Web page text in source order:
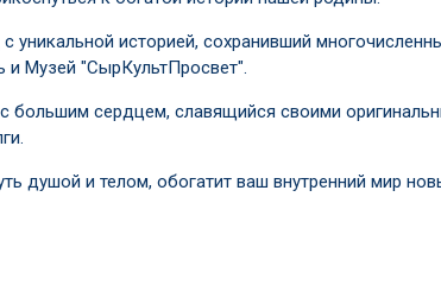
с уникальной историей, сохранивший
и Музей "СырКультПросвет".
большим сердцем, славящийся своими
душой и телом, обогатит ваш внутренний мир